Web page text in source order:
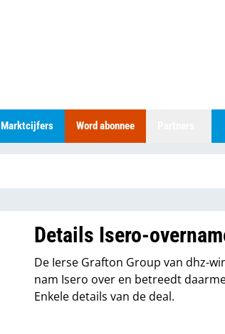
Marktcijfers Word abonnee
Details Isero-
De Ierse Grafton Group van dhz-
nam Isero over en betreedt
Enkele details van de deal.